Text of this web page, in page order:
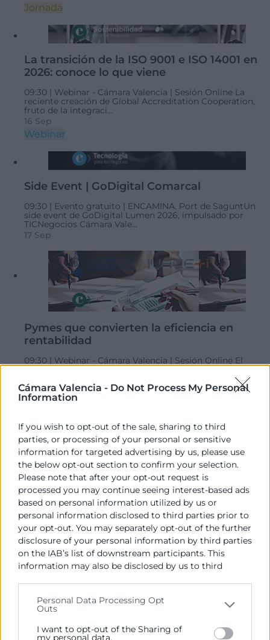
Cámara Valencia - Do Not Process My Personal
Information
If you wish to opt-out of the sale, sharing to third
parties, or processing of your personal or sensitive
information for targeted advertising by us, please use
the below opt-out section to confirm your selection.
Please note that after your opt-out request is
processed you may continue seeing interest-based ads
based on personal information utilized by us or
personal information disclosed to third parties prior to
your opt-out. You may separately opt-out of the further
disclosure of your personal information by third parties
on the IAB’s list of downstream participants. This
information may also be disclosed by us to third
Please note that this website/app uses one or more
Google services and may gather and store information
including but not limited to your visit or usage
Personal Data Processing Opt
Outs
I want to opt-out of the Sharing of
my personal data.
Jornada
La transición de la ISO 9001 e ISO 14001 en
2026: conoce lo que viene
09:30 | Webinar - Cámara Valencia | Sesión Online La
reciente creación de Global Accreditation Cooperation,
fruto de la integraci...
16 Sep
Webinar
Side Event | GoDigital Comarcal
09:30 | Evento gratuito | ENCAMINA. Port de Sagunt​Un
side event de GoDigital Lumen 2026, impulsado por
TICNegocios Cámara Vale...
17 Sep
Pymes que convierten la eficiencia en
rentabilidad
09:30 | Webinar - Cámara Valencia | Sesión Online El
webinar, en formato online, aborda cómo la sostenibilidad
17 Sep
Webinar
Social Commerce: Destino Costa Rica
10:30 | Gratuito |Cámara Valencia - C. del Poeta Querol, 15
- Aula 4 - 3ª Planta Conocer el mundo digital
costarricense para orientar las estrategias y acciones ...
18 Sep
Taller
4›